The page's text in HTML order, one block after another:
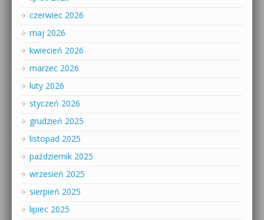
czerwiec 2026
maj 2026
kwiecień 2026
marzec 2026
luty 2026
styczeń 2026
grudzień 2025
listopad 2025
październik 2025
wrzesień 2025
sierpień 2025
lipiec 2025